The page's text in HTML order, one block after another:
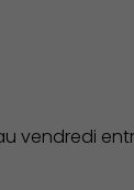
vendredi